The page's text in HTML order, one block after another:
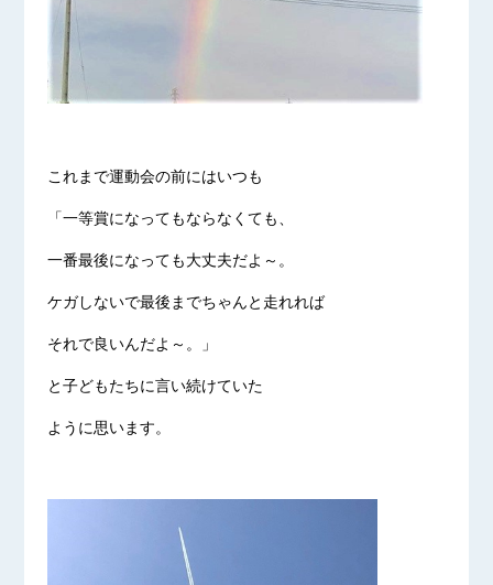
これまで運動会の前にはいつも
「一等賞になってもならなくても、
一番最後になっても大丈夫だよ～。
ケガしないで最後までちゃんと走れれば
それで良いんだよ～。」
と子どもたちに言い続けていた
ように思います。